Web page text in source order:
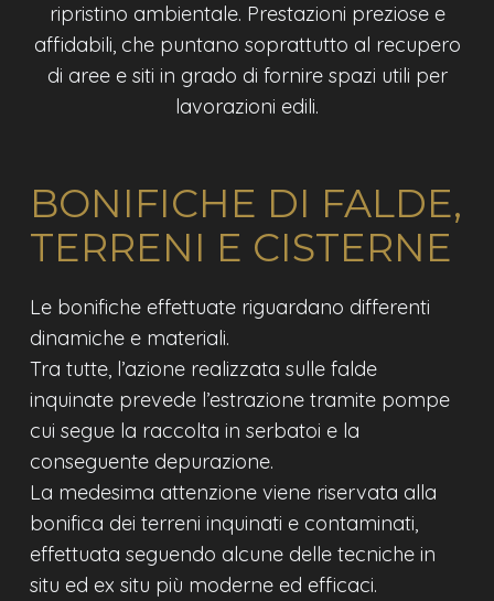
ripristino ambientale. Prestazioni preziose e
affidabili, che puntano soprattutto al recupero
di aree e siti in grado di fornire spazi utili per
lavorazioni edili.
BONIFICHE DI FALDE,
TERRENI E CISTERNE
Le bonifiche effettuate riguardano differenti
dinamiche e materiali.
Tra tutte, l’azione realizzata sulle falde
inquinate prevede l’estrazione tramite pompe
cui segue la raccolta in serbatoi e la
conseguente depurazione.
La medesima attenzione viene riservata alla
bonifica dei terreni inquinati e contaminati,
effettuata seguendo alcune delle tecniche in
situ ed ex situ più moderne ed efficaci.